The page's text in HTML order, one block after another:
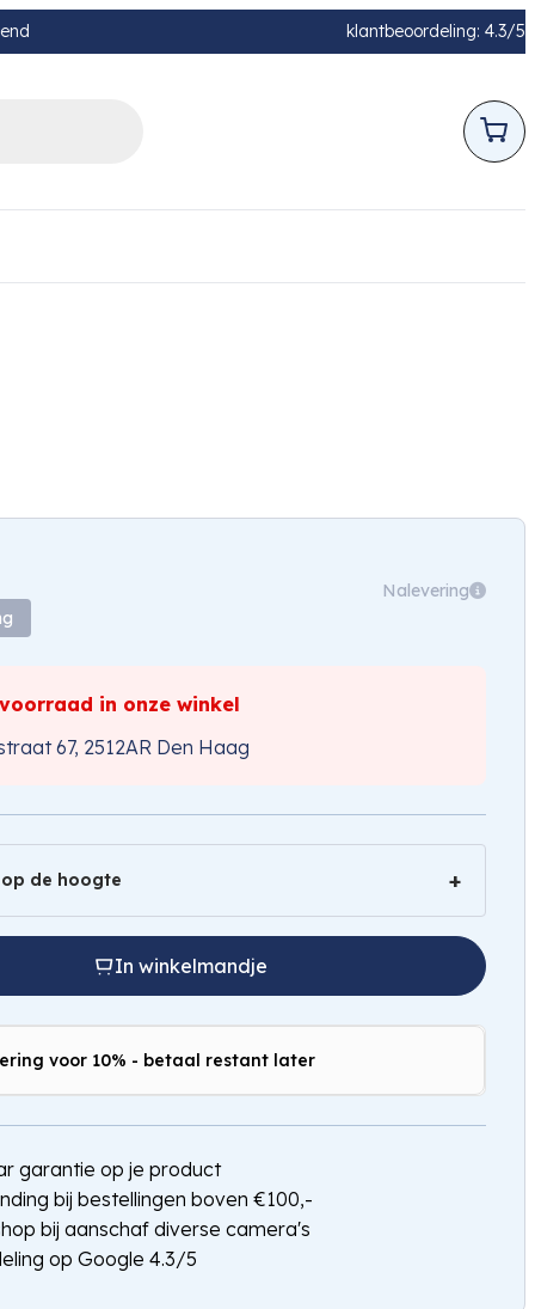
klantbeoordeling: 4.3/5
Nalevering
in onze winkel
67, 2512AR Den Haag
de hoogte
In winkelmandje
voor 10% - betaal restant later
garantie op je product
bij bestellingen boven €100,-
bij aanschaf diverse camera's
op Google 4.3/5